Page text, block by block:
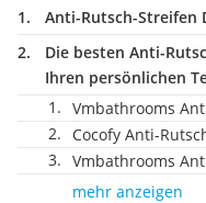
Anti-Rutsch-Streifen
Die besten Anti-
Ihren persönlichen
Vmbathrooms
Cocofy Anti-
Vmbathrooms
mehr anzeigen